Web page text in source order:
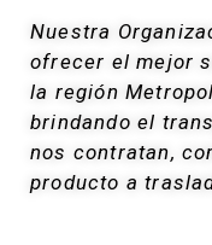
Nuestra
ofrecer el mejor
la región
brindando el
nos contratan,
producto a